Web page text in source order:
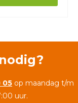
05 op maandag t/m
uur.